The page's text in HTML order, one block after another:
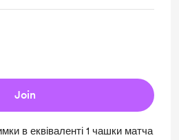
Join
в еквіваленті 1 чашки матча